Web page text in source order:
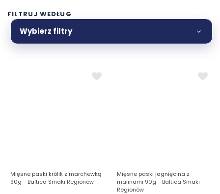
Zobacz więcej
FILTRUJ WEDŁUG
Wybierz filtry
Mięsne paski królik z marchewką
90g - Baltica Smaki Regionów
Mięsne paski jagnięcina z
malinami 90g - Baltica Smaki
Regionów